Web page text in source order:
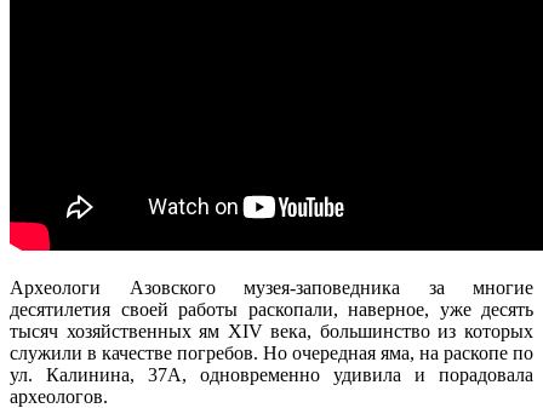
Археологи Азовского музея-заповедника за многие
десятилетия своей работы раскопали, наверное, уже десять
тысяч хозяйственных ям XIV века, большинство из которых
служили в качестве погребов. Но очередная яма, на раскопе по
ул. Калинина, 37А, одновременно удивила и порадовала
археологов.